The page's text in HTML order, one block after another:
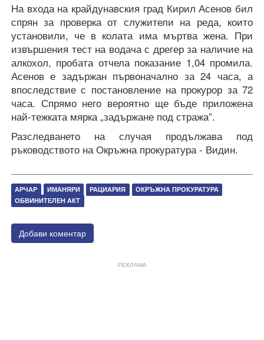
На входа на крайдунавския град Кирил Асенов бил
спрян за проверка от служители на реда, които
установили, че в колата има мъртва жена. При
извършения тест на водача с дрегер за наличие на
алкохол, пробата отчела показание 1,04 промила.
Асенов е задържан първоначално за 24 часа, а
впоследствие с постановление на прокурор за 72
часа. Спрямо него вероятно ще бъде приложена
най-тежката мярка „задържане под стража”.
Разследването на случая продължава под
ръководството на Окръжна прокуратура - Видин.
АРЧАР ИМАНЯРИ РАЦИАРИЯ
ОКРЪЖНА ПРОКУРАТУРА
ОБВИНИТЕЛЕН АКТ
Добави коментар
РЕКЛАМА